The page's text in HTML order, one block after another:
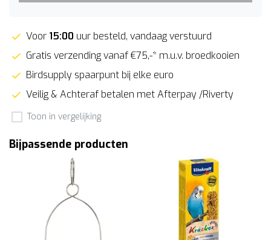
Voor 15:00 uur besteld, vandaag verstuurd
Gratis verzending vanaf €75,-* m.u.v. broedkooien
Birdsupply spaarpunt bij elke euro
Veilig & Achteraf betalen met Afterpay /Riverty
Toon in vergelijking
Bijpassende producten